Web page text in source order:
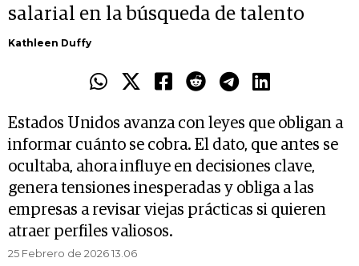
salarial en la búsqueda de talento
Kathleen Duffy
Estados Unidos avanza con leyes que obligan a
informar cuánto se cobra. El dato, que antes se
ocultaba, ahora influye en decisiones clave,
genera tensiones inesperadas y obliga a las
empresas a revisar viejas prácticas si quieren
atraer perfiles valiosos.
25 Febrero de 2026 13.06